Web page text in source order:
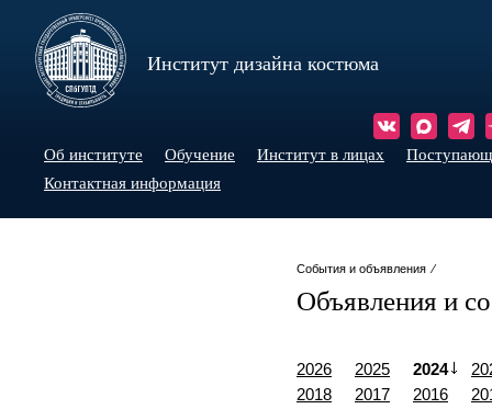
Институт дизайна костюма
Об институте Обучение Институт в лицах
Контактная информация
События и объявления ⁄
Объявления и
2026 2025 2024
2018
2017 2016